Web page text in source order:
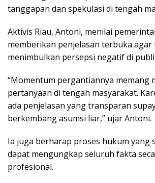
tanggapan dan spekulasi di tengah
Aktivis Riau, Antoni, menilai
memberikan penjelasan terbuka agar
menimbulkan persepsi negatif di
“Momentum pergantiannya memang
pertanyaan di tengah masyarakat.
ada penjelasan yang transparan
berkembang asumsi liar,” ujar Antoni.
Ia juga berharap proses hukum yang
dapat mengungkap seluruh fakta
profesional.